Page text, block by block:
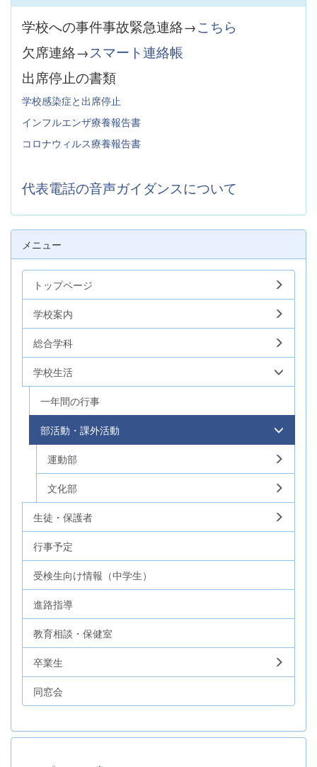
学校への事件事故緊急連絡→こちら
欠席連絡→スマート連絡帳
出席停止の書類
学校感染症と出席停止
インフルエンザ療養報告書
コロナウィルス療養報告書
代表電話の音声ガイダンスについて
メニュー
トップページ
学校案内
総合学科
学校生活
一年間の行事
部活動・課外活動
運動部
文化部
生徒・保護者
行事予定
受検生向け情報（中学生）
進路指導
教育相談・保健室
卒業生
同窓会